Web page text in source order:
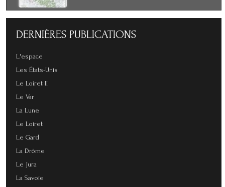
DERNIÈRES PUBLICATIONS
L'espace
Les États-Unis
Le Loiret II
Le Var
La Lune
Le Loiret
Le Gard
La Drôme
Le Jura
La Savoie